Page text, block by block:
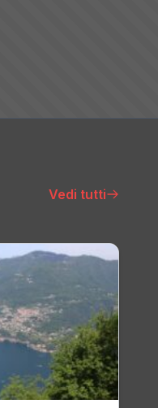
Vedi tutti